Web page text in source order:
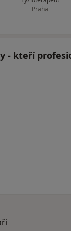
Praha
- kteří